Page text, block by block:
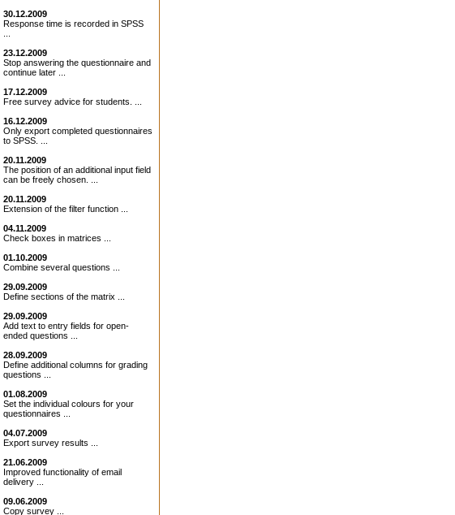
30.12.2009
Response time is recorded in SPSS
23.12.2009
Stop answering the questionnaire and
continue later ...
17.12.2009
Free survey advice for students. ...
16.12.2009
Only export completed questionnaires
to SPSS. ...
20.11.2009
The position of an additional input field
can be freely chosen. ...
20.11.2009
Extension of the filter function ...
04.11.2009
Check boxes in matrices ...
01.10.2009
Combine several questions ...
29.09.2009
Define sections of the matrix ...
29.09.2009
Add text to entry fields for open-
ended questions ...
28.09.2009
Define additional columns for grading
questions ...
01.08.2009
Set the individual colours for your
questionnaires ...
04.07.2009
Export survey results ...
21.06.2009
Improved functionality of email
delivery ...
09.06.2009
Copy survey ...